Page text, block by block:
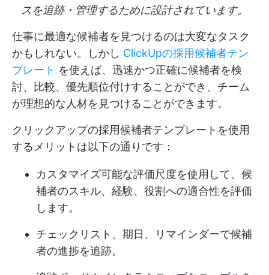
スを追跡・管理するために設計されています。
仕事に最適な候補者を見つけるのは大変なタスク
かもしれない。しかし ClickUpの採用候補者テン
プレート を使えば、迅速かつ正確に候補者を検
討、比較、優先順位付けすることができ、チーム
が理想的な人材を見つけることができます。
クリックアップの採用候補者テンプレートを使用
するメリットは以下の通りです：
カスタマイズ可能な評価尺度を使用して、候
補者のスキル、経験、役割への適合性を評価
します。
チェックリスト、期日、リマインダーで候補
者の進捗を追跡。